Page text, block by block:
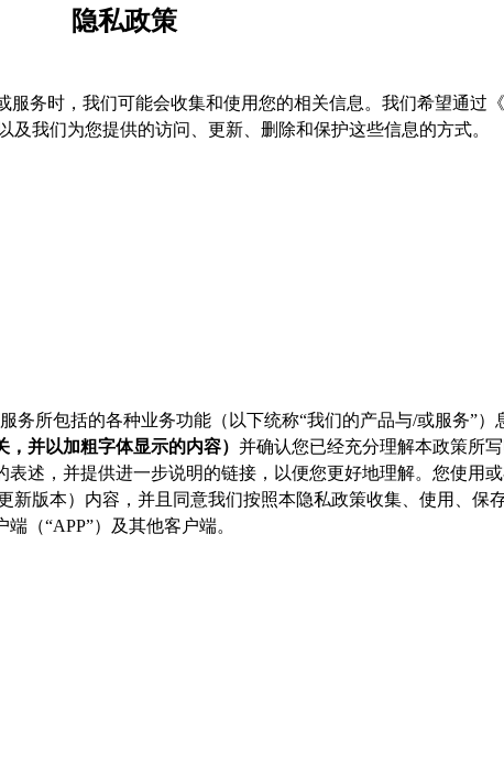
隐私政策
务时，我们可能会收集和使用您的相关信息。我们希望通过
我们为您提供的访问、更新、删除和保护这些信息的方式。
所包括的各种业务功能（以下统称“我们的产品与/或服务”
并以加粗字体显示的内容） 并确认您已经充分理解本政策所
述，并提供进一步说明的链接，以便您更好地理解。您使用
版本）内容，并且同意我们按照本隐私政策收集、使用、保
（“APP”）及其他客户端。